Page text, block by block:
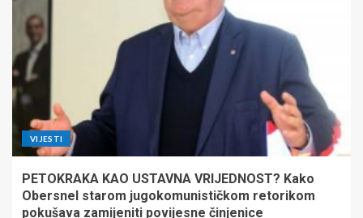
VIJESTI
PETOKRAKA KAO USTAVNA VRIJEDNOST? Kako
Obersnel starom jugokomunističkom retorikom
pokušava zamijeniti povijesne činjenice